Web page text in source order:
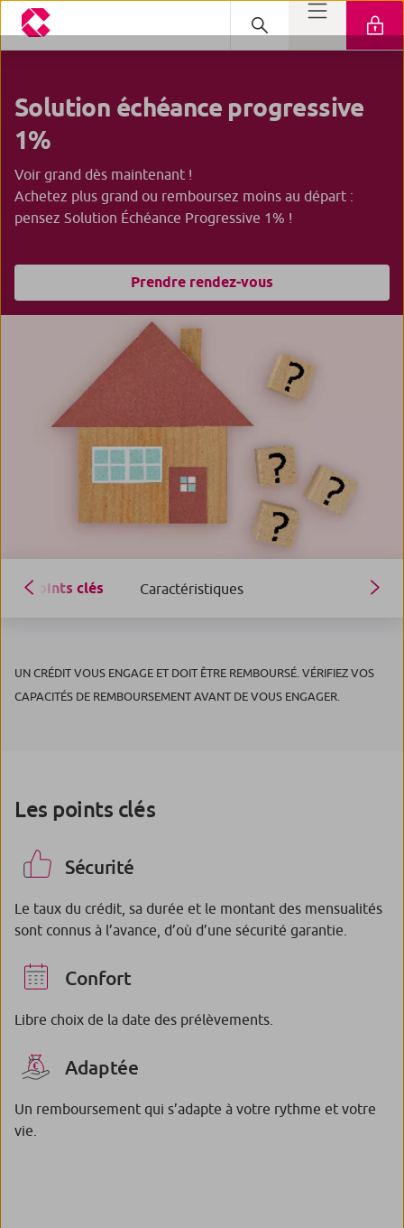
Solution échéance progressive
1%
Voir grand dès maintenant !
Achetez plus grand ou remboursez moins au départ :
pensez Solution Échéance Progressive 1% !
Prendre rendez-vous
Points clés Caractéristiques
UN CRÉDIT VOUS ENGAGE ET DOIT ÊTRE REMBOURSÉ. VÉRIFIEZ VOS
CAPACITÉS DE REMBOURSEMENT AVANT DE VOUS ENGAGER.
Les points clés
Sécurité
Le taux du crédit, sa durée et le montant des mensualités
sont connus à l’avance, d’où d’une sécurité garantie.
Confort
Libre choix de la date des prélèvements.
Adaptée
Un remboursement qui s’adapte à votre rythme et votre
vie.